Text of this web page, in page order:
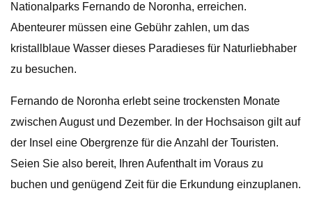
Nationalparks Fernando de Noronha, erreichen.
Abenteurer müssen eine Gebühr zahlen, um das
kristallblaue Wasser dieses Paradieses für Naturliebhaber
zu besuchen.
Fernando de Noronha erlebt seine trockensten Monate
zwischen August und Dezember. In der Hochsaison gilt auf
der Insel eine Obergrenze für die Anzahl der Touristen.
Seien Sie also bereit, Ihren Aufenthalt im Voraus zu
buchen und genügend Zeit für die Erkundung einzuplanen.